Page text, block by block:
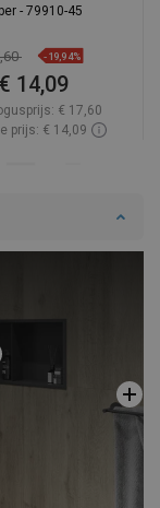
- 79910-45
-19,94%
€ 14,09
€ 17,60
prijs: € 14,09